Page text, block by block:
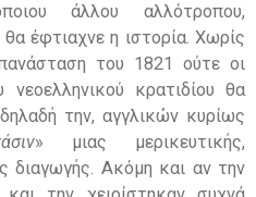
άλλου αλλότροπου,
έφτιαχνε η ιστορία. Χωρίς
του 1821 ούτε οι
νεοελληνικού κρατιδίου θα
την, αγγλικών κυρίως
» μιας μερικευτικής,
διαγωγής. Ακόμη και αν την